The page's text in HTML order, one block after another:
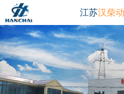
江苏汉柴